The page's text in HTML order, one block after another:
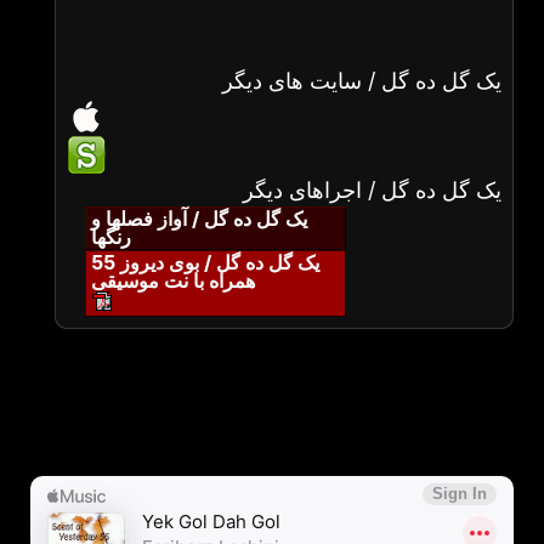
یک گل ده گل / سایت های دیگر
یک گل ده گل / اجراهای دیگر
یک گل ده گل / آواز فصلها و
رنگها
یک گل ده گل / بوی دیروز 55
همراه با نت موسیقی